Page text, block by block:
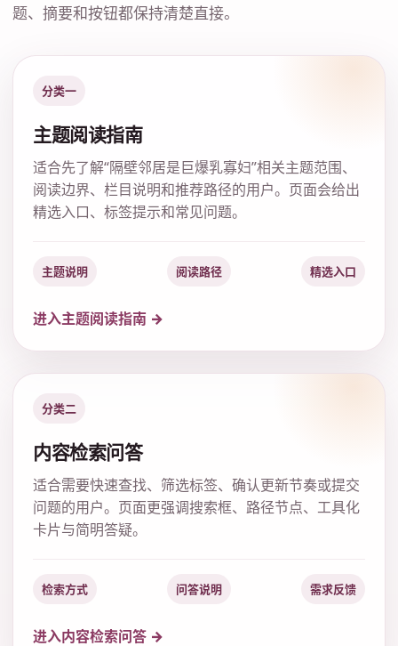
题、摘要和按钮都保持清楚直接。
分类一
主题阅读指南
适合先了解“隔壁邻居是巨爆乳寡妇”相关主题范围、
阅读边界、栏目说明和推荐路径的用户。页面会给出
精选入口、标签提示和常见问题。
主题说明 阅读路径 精选入口
进入主题阅读指南 →
分类二
内容检索问答
适合需要快速查找、筛选标签、确认更新节奏或提交
问题的用户。页面更强调搜索框、路径节点、工具化
卡片与简明答疑。
检索方式 问答说明 需求反馈
进入内容检索问答 →